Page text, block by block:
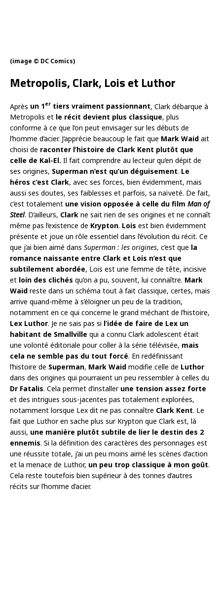
(image © DC Comics)
Metropolis, Clark, Lois et Luthor
Après un 1er tiers vraiment passionnant, Clark débarque à
Metropolis et le récit devient plus classique, plus
conforme à ce que l’on peut envisager sur les débuts de
l’homme d’acier. J’apprécie beaucoup le fait que Mark Waid ait
choisi de raconter l’histoire de Clark Kent plutôt que
celle de Kal-El. Il fait comprendre au lecteur qu’en dépit de
ses origines, Superman n’est qu’un déguisement. Le
héros c’est Clark, avec ses forces, bien évidemment, mais
aussi ses doutes, ses faiblesses et parfois, sa naïveté. De fait,
c’est totalement une vision opposée à celle du film Man of
Steel. D’ailleurs, Clark ne sait rien de ses origines et ne connaît
même pas l’existence de Krypton. Lois est bien évidemment
présente et joue un rôle essentiel dans l’évolution du récit. Ce
que j’ai bien aimé dans Superman : les origines, c’est que la
romance naissante entre Clark et Lois n’est que
subtilement abordée, Lois est une femme de tête, incisive
et loin des clichés qu’on a pu, souvent, lui connaître. Mark
Waid reste dans un schéma tout à fait classique, certes, mais
arrive quand-même à s’éloigner un peu de la tradition,
notamment en ce qui concerne le grand méchant de l’histoire,
Lex Luthor. Je ne sais pas si l’idée de faire de Lex un
habitant de Smallville qui a connu Clark adolescent était
une volonté éditoriale pour coller à la série télévisée, mais
cela ne semble pas du tout forcé. En redéfinissant
l’histoire de Superman, Mark Waid modifie celle de Luthor
dans des origines qui pourraient un peu ressembler à celles du
Dr Fatalis. Cela permet d’installer une tension assez forte
et des intrigues sous-jacentes pas totalement explorées,
notamment lorsque Lex dit ne pas connaître Clark Kent. Le
fait que Luthor en sache plus sur Krypton que Clark est, là
aussi, une manière plutôt subtile de lier le destin des 2
ennemis. Si la définition des caractères des personnages est
une réussite totale, j’ai un peu moins aimé les scènes d’action
et la menace de Luthor, un peu trop classique à mon goût.
Cela reste toutefois bien supérieur à des tonnes d’autres
récits sur l’homme d’acier.